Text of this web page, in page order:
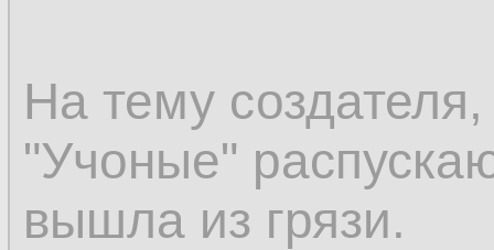
На тему
"Учоные"
вышла из грязи.